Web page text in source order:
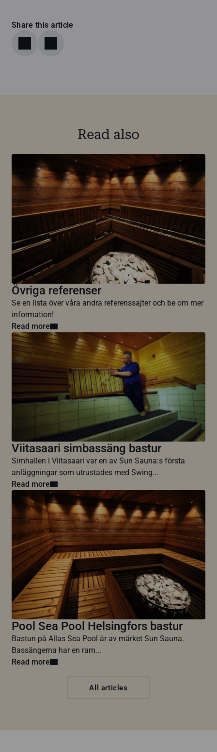
Share this article
Read also
Övriga referenser
Se en lista över våra andra referenssajter och be om mer
information!
Read more
Viitasaari simbassäng bastur
Simhallen i Viitasaari var en av Sun Sauna:s första
anläggningar som utrustades med Swing...
Read more
Pool Sea Pool Helsingfors bastur
Bastun på Allas Sea Pool är av märket Sun Sauna.
Bassängerna har en ram...
Read more
All articles